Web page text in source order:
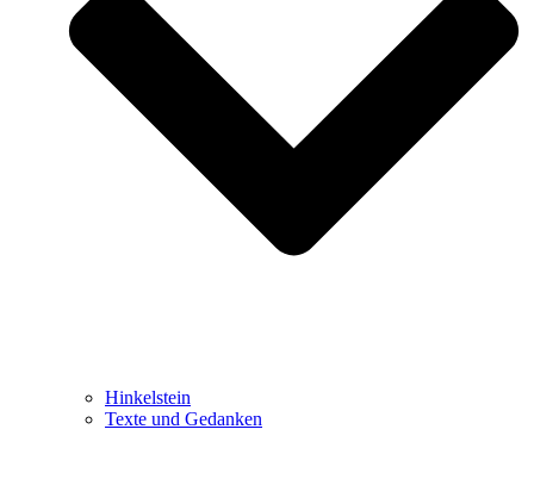
Hinkelstein
Texte und Gedanken